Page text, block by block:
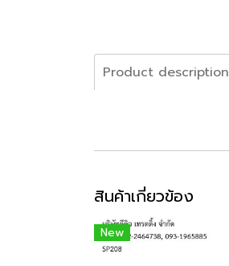
Product description
สินค้าเกี่ยวข้อง
New